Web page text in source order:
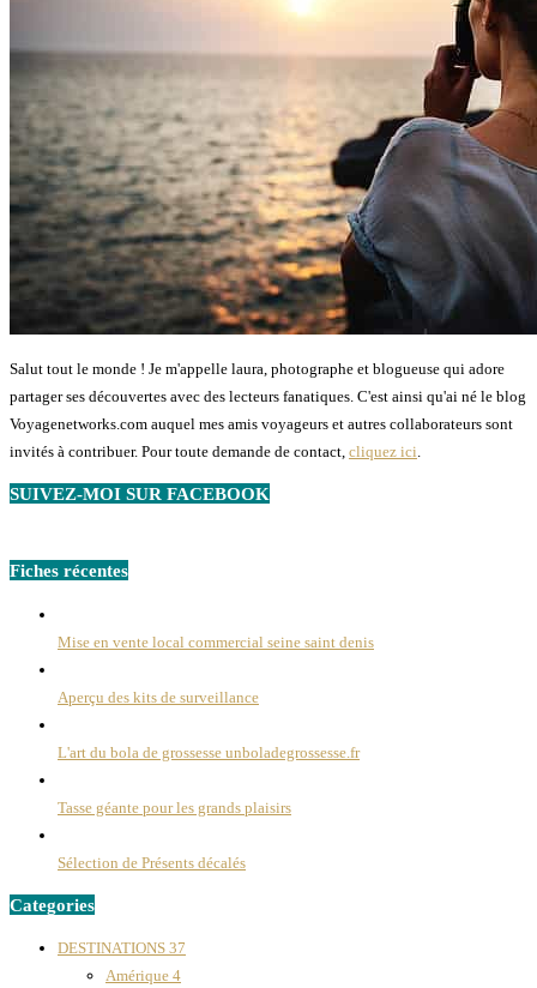
Salut tout le monde ! Je m'appelle laura, photographe et blogueuse qui adore
partager ses découvertes avec des lecteurs fanatiques. C'est ainsi qu'ai né le blog
Voyagenetworks.com auquel mes amis voyageurs et autres collaborateurs sont
invités à contribuer. Pour toute demande de contact, cliquez ici
SUIVEZ-MOI SUR FACEBOOK
Fiches récentes
Mise en vente local commercial seine saint denis
Aperçu des kits de surveillance
L'art du bola de grossesse unboladegrossesse.fr
Tasse géante pour les grands plaisirs
Sélection de Présents décalés
Categories
DESTINATIONS 37
Amérique 4